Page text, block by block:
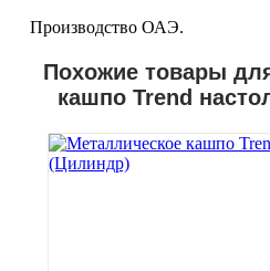
Производство ОАЭ.
Похожие товары
кашпо Trend